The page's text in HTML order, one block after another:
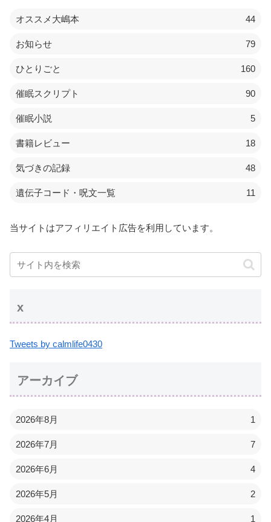
オススメ大嶋本 44
お知らせ 79
ひとりごと 160
催眠スクリプト 90
催眠小説 5
書籍レビュー 18
気づきの記録 48
遺伝子コード・呪文一覧 11
当サイトはアフィリエイト広告を利用しています。
x
Tweets by calmlife0430
アーカイブ
2026年8月 1
2026年7月 7
2026年6月 4
2026年5月 2
2026年4月 1